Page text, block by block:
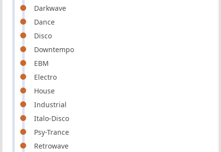
Darkwave
Dance
Disco
Downtempo
EBM
Electro
House
Industrial
Italo-Disco
Psy-Trance
Retrowave